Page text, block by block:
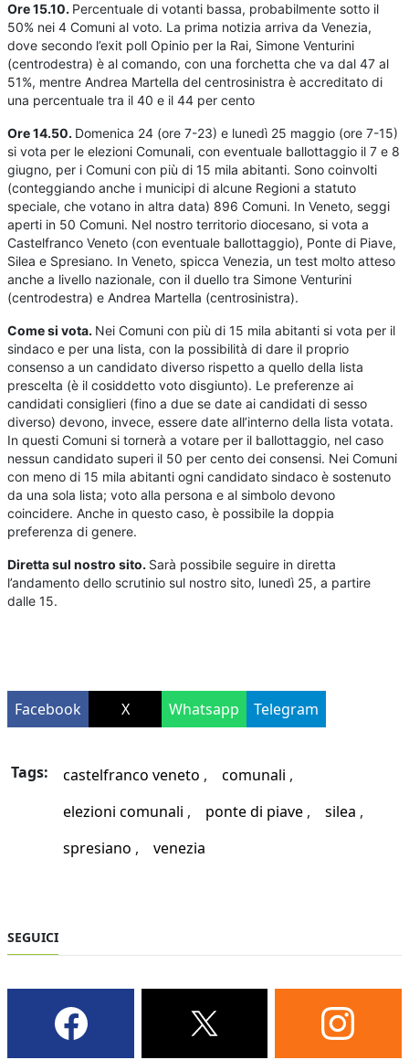
Ore 15.10. Percentuale di votanti bassa, probabilmente sotto il
50% nei 4 Comuni al voto. La prima notizia arriva da Venezia,
dove secondo l’exit poll Opinio per la Rai, Simone Venturini
(centrodestra) è al comando, con una forchetta che va dal 47 al
51%, mentre Andrea Martella del centrosinistra è accreditato di
una percentuale tra il 40 e il 44 per cento
Ore 14.50. Domenica 24 (ore 7-23) e lunedì 25 maggio (ore 7-15)
si vota per le elezioni Comunali, con eventuale ballottaggio il 7 e 8
giugno, per i Comuni con più di 15 mila abitanti. Sono coinvolti
(conteggiando anche i municipi di alcune Regioni a statuto
speciale, che votano in altra data) 896 Comuni. In Veneto, seggi
aperti in 50 Comuni. Nel nostro territorio diocesano, si vota a
Castelfranco Veneto (con eventuale ballottaggio), Ponte di Piave,
Silea e Spresiano. In Veneto, spicca Venezia, un test molto atteso
anche a livello nazionale, con il duello tra Simone Venturini
(centrodestra) e Andrea Martella (centrosinistra).
Come si vota. Nei Comuni con più di 15 mila abitanti si vota per il
sindaco e per una lista, con la possibilità di dare il proprio
consenso a un candidato diverso rispetto a quello della lista
prescelta (è il cosiddetto voto disgiunto). Le preferenze ai
candidati consiglieri (fino a due se date ai candidati di sesso
diverso) devono, invece, essere date all’interno della lista votata.
In questi Comuni si tornerà a votare per il ballottaggio, nel caso
nessun candidato superi il 50 per cento dei consensi. Nei Comuni
con meno di 15 mila abitanti ogni candidato sindaco è sostenuto
da una sola lista; voto alla persona e al simbolo devono
coincidere. Anche in questo caso, è possibile la doppia
preferenza di genere.
Diretta sul nostro sito. Sarà possibile seguire in diretta
l’andamento dello scrutinio sul nostro sito, lunedì 25, a partire
dalle 15.
Facebook X Whatsapp Telegram
Tags: castelfranco veneto
comunali
elezioni comunali
ponte di piave
silea
spresiano
venezia
SEGUICI